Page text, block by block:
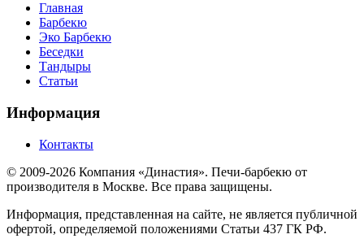
Главная
Барбекю
Эко Барбекю
Беседки
Тандыры
Статьи
Информация
Контакты
© 2009-2026 Компания «Династия». Печи-барбекю от
производителя в Москве. Все права защищены.
Информация, представленная на сайте, не является публичной
офертой, определяемой положениями Статьи 437 ГК РФ.